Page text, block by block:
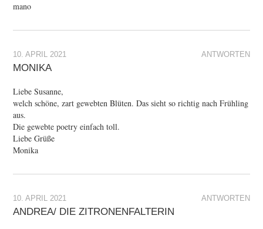
mano
ANTWORTEN
10. APRIL 2021
MONIKA
Liebe Susanne,
welch schöne, zart gewebten Blüten. Das sieht so richtig nach Frühling
aus.
Die gewebte poetry einfach toll.
Liebe Grüße
Monika
ANTWORTEN
10. APRIL 2021
ANDREA/ DIE ZITRONENFALTERIN